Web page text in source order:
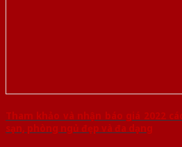
Tham khảo và nhận báo giá 2022
sạn, phòng ngủ đẹp và đa dạng